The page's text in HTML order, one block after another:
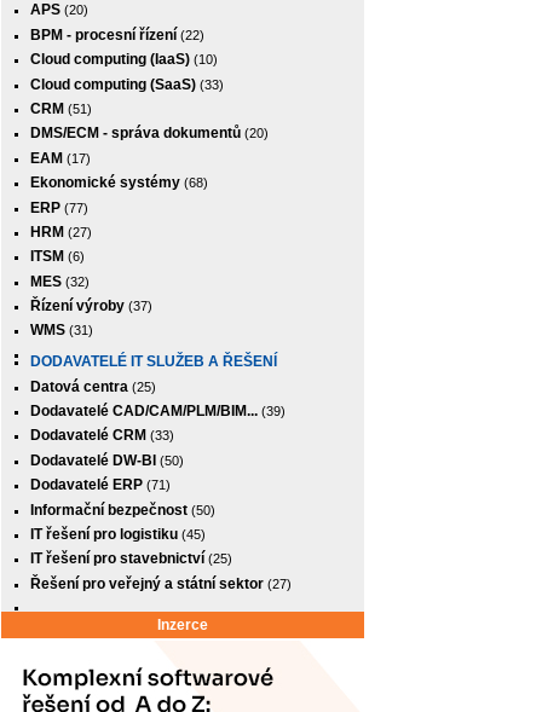
APS (20)
BPM - procesní řízení (22)
Cloud computing (IaaS) (10)
Cloud computing (SaaS) (33)
CRM (51)
DMS/ECM - správa dokumentů (20)
EAM (17)
Ekonomické systémy (68)
ERP (77)
HRM (27)
ITSM (6)
MES (32)
Řízení výroby (37)
WMS (31)
DODAVATELÉ IT SLUŽEB A ŘEŠENÍ
Datová centra (25)
Dodavatelé CAD/CAM/PLM/BIM... (39)
Dodavatelé CRM (33)
Dodavatelé DW-BI (50)
Dodavatelé ERP (71)
Informační bezpečnost (50)
IT řešení pro logistiku (45)
IT řešení pro stavebnictví (25)
Řešení pro veřejný a státní sektor (27)
Inzerce